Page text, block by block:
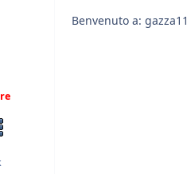
Benvenuto a: gazza11